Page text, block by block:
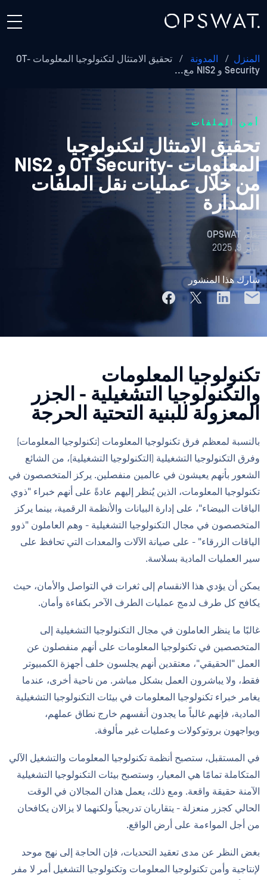
المنزل / المدونة /
تحقيق الامتثال لتكنولوجيا المعلومات -OT
Security و NIS2 مع...
أمن الملفات
تحقيق الامتثال لتكنولوجيا
المعلومات -OT Security و NIS2
من خلال عمليات نقل الملفات
المدارة
بقلم OPSWAT
يناير 9, 2025
شارك هذا المنشور
تكنولوجيا المعلومات
والتكنولوجيا التشغيلية - الجزر
المعزولة للبنية التحتية الحرجة
بالنسبة لمعظم فرق تكنولوجيا المعلومات (تكنولوجيا المعلومات)
وفرق التكنولوجيا التشغيلية (التكنولوجيا التشغيلية)، من الشائع
الشعور بأنهم يعيشون في عالمين منفصلين. يركز المتخصصون في
تكنولوجيا المعلومات، الذين يُنظر إليهم عادةً على أنهم خبراء "ذوي
الياقات البيضاء"، على إدارة البيانات والأنظمة الرقمية، بينما يركز
المتخصصون في مجال التكنولوجيا التشغيلية - وهم العاملون "ذوو
الياقات الزرقاء" - على صيانة الآلات والمعدات التي تحافظ على
سير العمليات المادية بسلاسة.
يمكن أن يؤدي هذا الانقسام إلى ثغرات في التواصل والأمان، حيث
يكافح كل طرف لدمج عمليات الطرف الآخر بكفاءة وأمان.
غالبًا ما ينظر العاملون في مجال التكنولوجيا التشغيلية إلى
المتخصصين في تكنولوجيا المعلومات على أنهم منفصلون عن
العمل "الحقيقي"، معتقدين أنهم يجلسون خلف أجهزة الكمبيوتر
فقط، ولا يباشرون العمل بشكل مباشر. من ناحية أخرى، عندما
يغامر خبراء تكنولوجيا المعلومات في بيئات التكنولوجيا التشغيلية
المادية، فإنهم غالباً ما يجدون أنفسهم خارج نطاق عملهم،
ويواجهون بروتوكولات وعمليات غير مألوفة.
في المستقبل، ستصبح أنظمة تكنولوجيا المعلومات والتشغيل الآلي
المتكاملة تمامًا هي المعيار، وستصبح بيئات التكنولوجيا التشغيلية
الآمنة حقيقة واقعة. ومع ذلك، يعمل هذان المجالان في الوقت
الحالي كجزر منعزلة - يتقاربان تدريجياً ولكنهما لا يزالان يكافحان
من أجل المواءمة على أرض الواقع.
بغض النظر عن مدى تعقيد التحديات، فإن الحاجة إلى نهج موحد
لإنتاجية وأمن تكنولوجيا المعلومات وتكنولوجيا التشغيل أمر لا مفر